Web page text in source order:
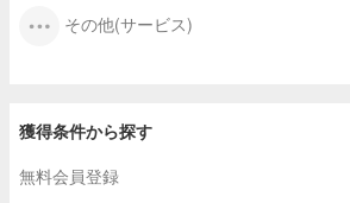
その他(サービス)
獲得条件から探す
無料会員登録